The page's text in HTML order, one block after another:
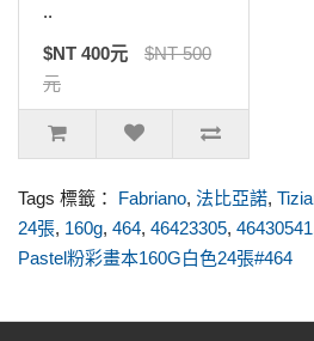
..
$NT 400元
$NT 500
元
Tags 標籤： Fabriano, 法比亞諾,
24張, 160g, 464, 46423305, 46430541
Pastel粉彩畫本160G白色24張#464